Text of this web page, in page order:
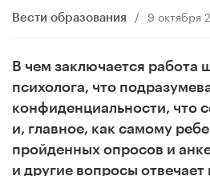
Вести образования / 9 октября
В чем заключается работа
психолога, что
конфиденциальности, что
и, главное, как самому
пройденных опросов и
и другие вопросы